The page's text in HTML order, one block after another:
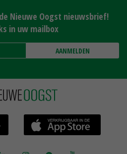
Nieuwe Oogst nieuwsbrief!
in uw mailbox
AANMELDEN